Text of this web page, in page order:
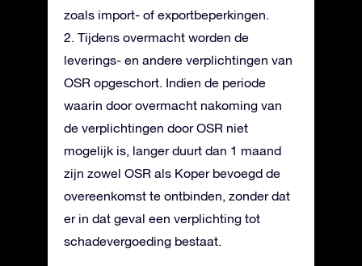
zoals import- of exportbeperkingen.
2. Tijdens overmacht worden de
leverings- en andere verplichtingen van
OSR opgeschort. Indien de periode
waarin door overmacht nakoming van
de verplichtingen door OSR niet
mogelijk is, langer duurt dan 1 maand
zijn zowel OSR als Koper bevoegd de
overeenkomst te ontbinden, zonder dat
er in dat geval een verplichting tot
schadevergoeding bestaat.